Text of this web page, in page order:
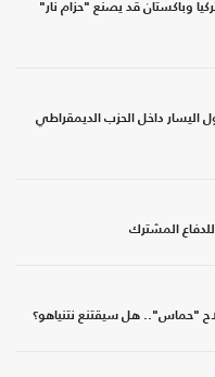
وباكستان قد يصنع "حزام نار"
اليسار داخل الحزب الديمقراطي
المشترك
"حماس".. هل سيقتنع نتنياهو؟